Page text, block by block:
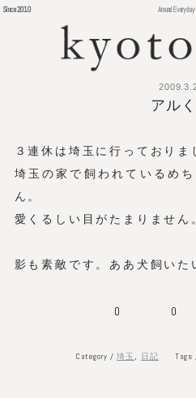
Since 2010 Around
アル
３連休は埼玉に行っておりま
埼玉の家で飼われているめ
ん。
愛くるしい目がたまりません
影も素敵です。ああ犬飼いた
0 0
Category /埼玉 , 日記 Tags